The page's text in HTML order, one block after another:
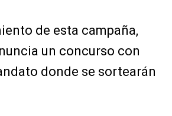
de esta campaña,
un concurso con
donde se sortearán